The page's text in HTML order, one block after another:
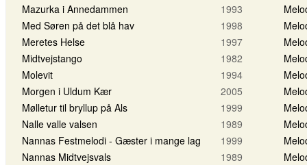
Mazurka i Annedammen
1993
Med Søren på det blå hav
1998
Meretes Helse
1997
Midtvejstango
1982
Molevit
1994
Morgen i Uldum Kær
2005
Mølletur til bryllup på Als
1999
Nalle valle valsen
1989
Nannas Festmelodi - Gæster i mange lag
1999
Nannas Midtvejsvals
1989